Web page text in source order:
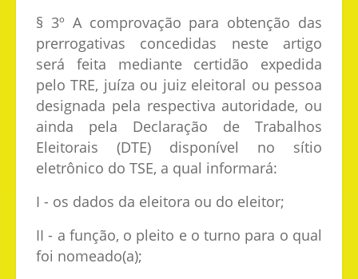
§ 3º A comprovação para obtenção das
prerrogativas concedidas neste artigo
será feita mediante certidão expedida
pelo TRE, juíza ou juiz eleitoral ou pessoa
designada pela respectiva autoridade, ou
ainda pela Declaração de Trabalhos
Eleitorais (DTE) disponível no sítio
eletrônico do TSE, a qual informará:
I - os dados da eleitora ou do eleitor;
II - a função, o pleito e o turno para o qual
foi nomeado(a);